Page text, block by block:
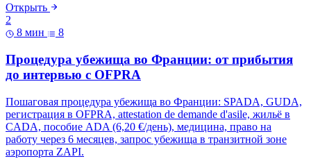
Открыть
2
8 мин
8
Процедура убежища во Франции: от прибытия
до интервью с OFPRA
Пошаговая процедура убежища во Франции: SPADA, GUDA,
регистрация в OFPRA, attestation de demande d'asile, жильё в
CADA, пособие ADA (6,20 €/день), медицина, право на
работу через 6 месяцев, запрос убежища в транзитной зоне
аэропорта ZAPI.